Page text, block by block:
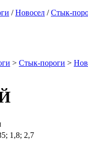
/Новосел /Стык-
> Стык-пороги >
1,8; 2,7